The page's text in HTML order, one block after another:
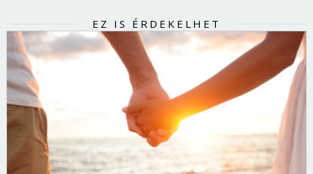
EZ IS ÉRDEKELHET